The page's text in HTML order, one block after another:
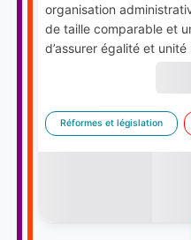
organisation
de taille comparable et
d’assurer égalité et unité
Réformes et législation